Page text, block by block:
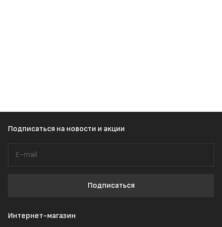
Подписаться на новости и акции
Подписаться
Интернет-магазин